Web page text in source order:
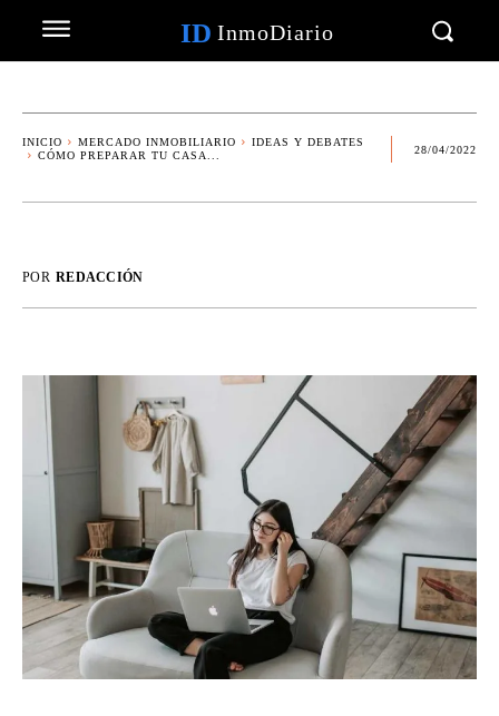
ID InmoDiario
INICIO MERCADO INMOBILIARIO
IDEAS Y DEBATES
CÓMO PREPARAR TU CASA...
28/04/2022
POR REDACCIÓN